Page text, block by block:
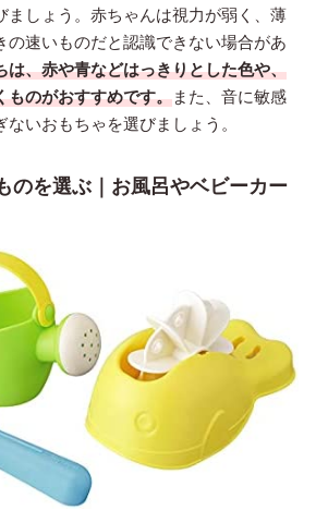
ましょう。赤ちゃんは視力が弱く、薄
の速いものだと認識できない場合があ
は、赤や青などはっきりとした色や、
ものがおすすめです。また、音に敏感
いおもちゃを選びましょう。
のを選ぶ｜お風呂やベビーカー